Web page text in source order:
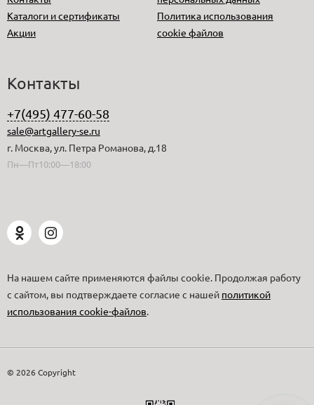
Каталоги и сертификаты
Акции
Политика использования
cookie файлов
Контакты
+7(495) 477-60-58
sale@artgallery-se.ru
г. Москва, ул. Петра Романова, д.18
Пн—Пт10:00—18:00
На нашем сайте применяются файлы cookie. Продолжая работу
с сайтом, вы подтверждаете согласие с нашей политикой
использования cookie-файлов.
© 2026 Copyright